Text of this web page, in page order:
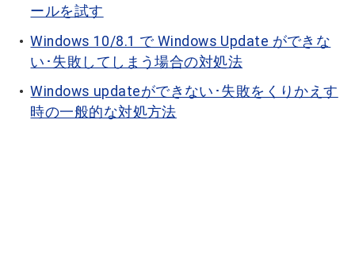
ールを試す
Windows 10/8.1 で Windows Update ができな
い･失敗してしまう場合の対処法
Windows updateができない･失敗をくりかえす
時の一般的な対処方法